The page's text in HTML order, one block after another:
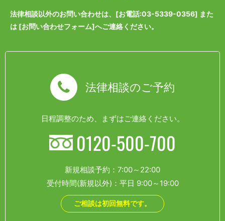
法律相談以外のお問い合わせは、[お電話:03-5339-0356] また
は [お問い合わせフォーム]へご連絡ください。
法律相談のご予約
日程調整のため、まずはご連絡ください。
0120-500-700
新規相談予約：7:00～22:00
受付時間(新規以外)：平日 9:00～19:00
ご相談は初回無料です。